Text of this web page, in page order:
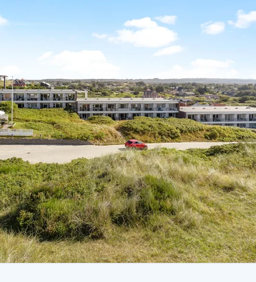
Ferienhäuser mit Nebensaionrabatt
Ferienhaus für 2 Personen
Ferienhaus für 4 Personen
Ferienhäuser Hvide SandeFerienhäuser Sondervig
Ferienhäuser Ho
Ferienhäuser Houstrup
Ferienhäuser Houvig
Ferienhäuser auf Holmsland Klit
Ferienhäuser in Holmsland
Ferienhäuser Hvide Sande
Ferienhäuser Jegum
Ferienhäuser Klegod
Ferienhäuser Lodbjerg Hede
Ferienhäuser Nr. Lyngvig